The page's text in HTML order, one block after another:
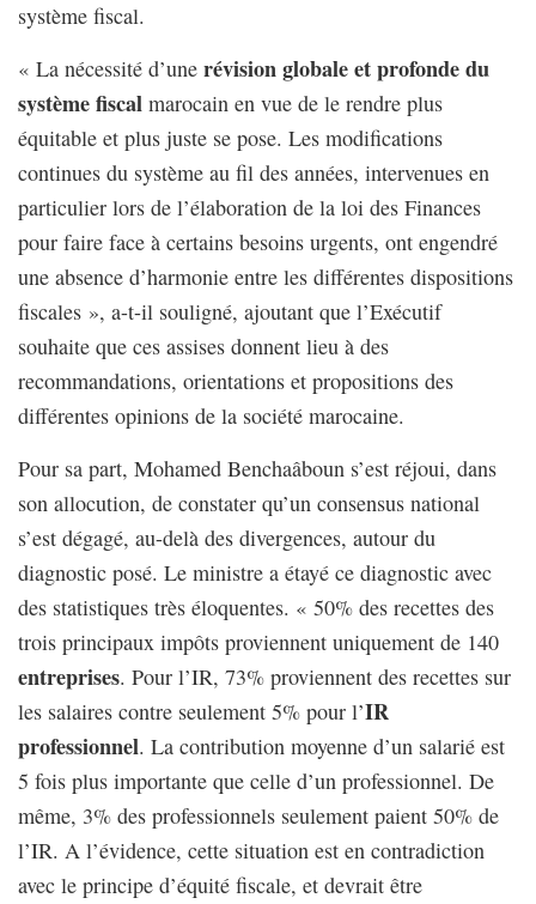
système fiscal.
« La nécessité d’une révision globale et profonde du
système fiscal marocain en vue de le rendre plus
équitable et plus juste se pose. Les modifications
continues du système au fil des années, intervenues en
particulier lors de l’élaboration de la loi des Finances
pour faire face à certains besoins urgents, ont engendré
une absence d’harmonie entre les différentes dispositions
fiscales », a-t-il souligné, ajoutant que l’Exécutif
souhaite que ces assises donnent lieu à des
recommandations, orientations et propositions des
différentes opinions de la société marocaine.
Pour sa part, Mohamed Benchaâboun s’est réjoui, dans
son allocution, de constater qu’un consensus national
s’est dégagé, au-delà des divergences, autour du
diagnostic posé. Le ministre a étayé ce diagnostic avec
des statistiques très éloquentes. « 50% des recettes des
trois principaux impôts proviennent uniquement de 140
entreprises. Pour l’IR, 73% proviennent des recettes sur
les salaires contre seulement 5% pour l’IR
professionnel. La contribution moyenne d’un salarié est
5 fois plus importante que celle d’un professionnel. De
même, 3% des professionnels seulement paient 50% de
l’IR. A l’évidence, cette situation est en contradiction
avec le principe d’équité fiscale, et devrait être